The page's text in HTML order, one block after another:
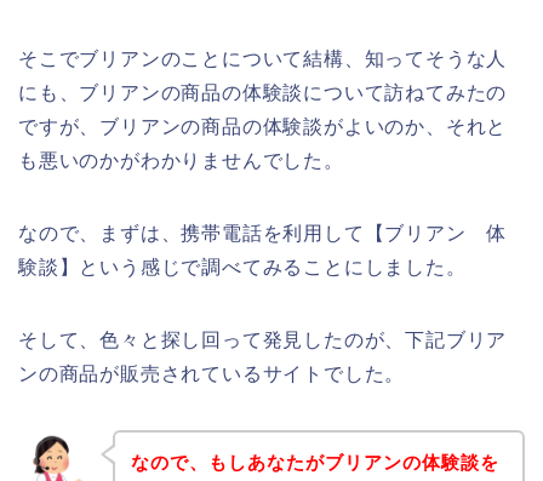
そこでブリアンのことについて結構、知ってそうな人
にも、ブリアンの商品の体験談について訪ねてみたの
ですが、ブリアンの商品の体験談がよいのか、それと
も悪いのかがわかりませんでした。
なので、まずは、携帯電話を利用して【ブリアン 体
験談】という感じで調べてみることにしました。
そして、色々と探し回って発見したのが、下記ブリア
ンの商品が販売されているサイトでした。
なので、もしあなたがブリアンの体験談を